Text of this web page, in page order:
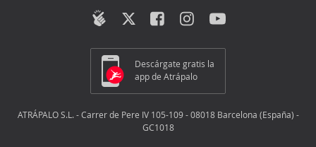
Descárgate gratis la
app de Atrápalo
ATRÁPALO S.L. - Carrer de Pere IV 105-109 - 08018 Barcelona (España) -
GC1018